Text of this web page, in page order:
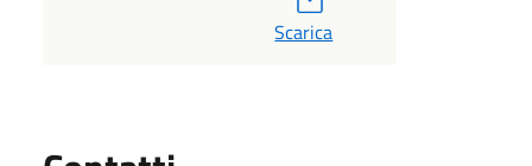
Scarica